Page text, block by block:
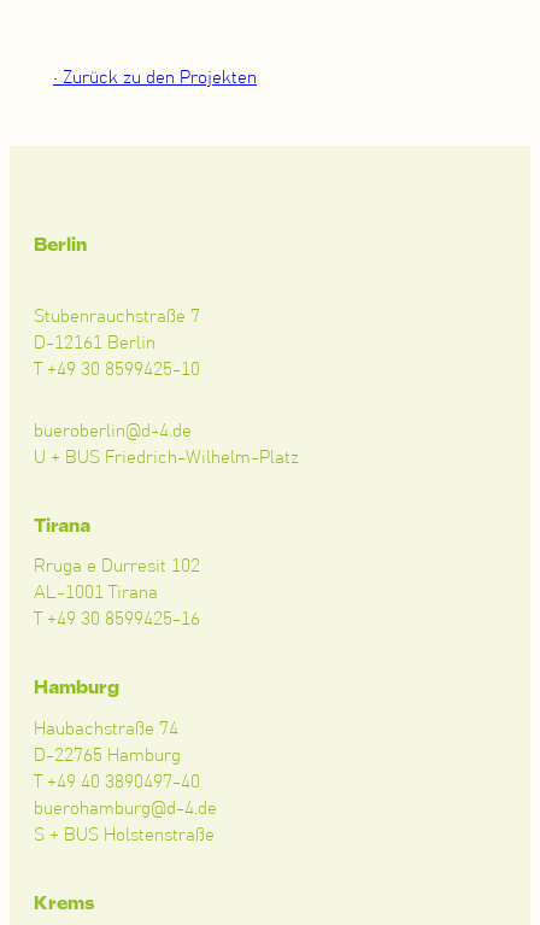
• Zurück zu den Projekten
Berlin
Stubenrauchstraße 7
D-12161 Berlin
T +49 30 8599425-10
bueroberlin@d-4.de
U + BUS Friedrich-Wilhelm-Platz
Tirana
Rruga e Durresit 102
AL-1001 Tirana
T +49 30 8599425-16
Hamburg
Haubachstraße 74
D-22765 Hamburg
T +49 40 3890497-40
buerohamburg@d-4.de
S + BUS Holstenstraße
Krems